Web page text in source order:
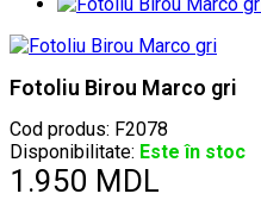
Fotoliu Birou Marco gri
Cod produs: F2078
Disponibilitate: Este în stoc
1.950 MDL